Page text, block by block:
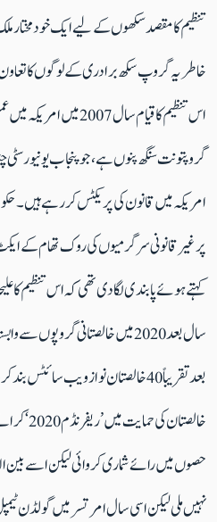
تنظیم کا مقصد سکھوں کے لیے ایک خود
خاطر یہ گروپ سکھ برادری کے لوگوں کا
اس تنظیم کا قیام سال
گروپتونت سنگھ پنوں ہے، جو پنجاب
پر غیر قانونی سرگرمیوں کی روک تھام
کہتے ہوئے پابندی لگا دی تھی کہ اس تنظیم
سال بعد 2020 میں خالصتانی
بعد تقریباً 40 خالصتان نواز ویب
خالصتان
حصوں میں رائے شماری کروائی لیکن اسے بین
نہیں ملی لیکن اسی سال امرتسر میں گولڈن